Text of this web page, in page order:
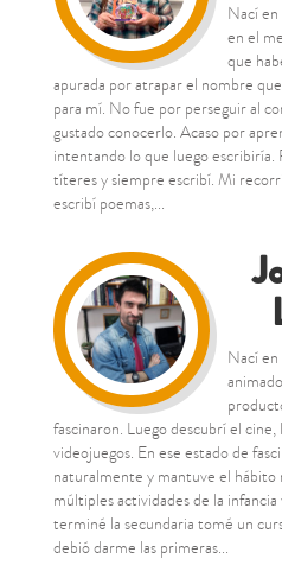
Nací
en el
que
apurada por atrapar el nombre
para mí. No fue por perseguir al
gustado conocerlo. Acaso por
intentando lo que luego escribiría.
títeres y siempre escribí. Mi
escribí poemas,...
Nací en
fascinaron. Luego descubrí el cine,
videojuegos. En ese estado de
naturalmente y mantuve el hábito
múltiples actividades de la
terminé la secundaria tomé un
debió darme las primeras...